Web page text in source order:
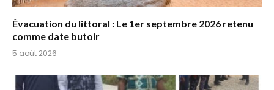
Évacuation du littoral : Le 1er septembre 2026 retenu
comme date butoir
5 août 2026